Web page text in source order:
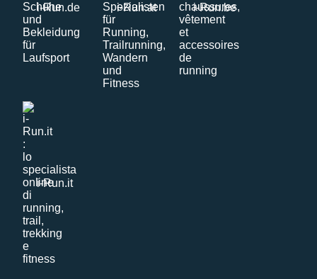
i-Run.de i-Run.at i-Run.be
i-Run.it